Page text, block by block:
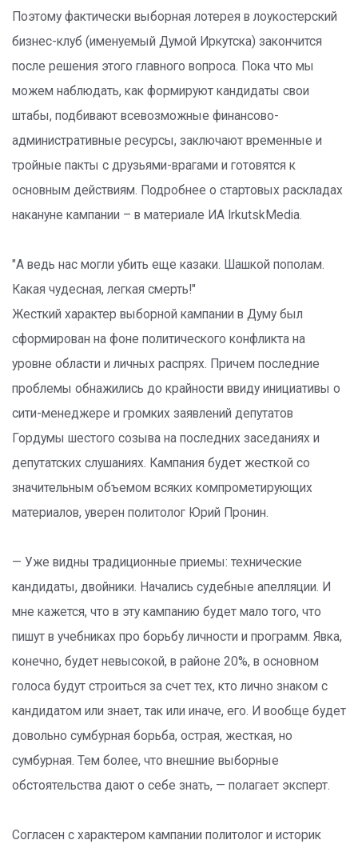
Поэтому фактически выборная лотерея в лоукостерский
бизнес-клуб (именуемый Думой Иркутска) закончится
после решения этого главного вопроса. Пока что мы
можем наблюдать, как формируют кандидаты свои
штабы, подбивают всевозможные финансово-
административные ресурсы, заключают временные и
тройные пакты с друзьями-врагами и готовятся к
основным действиям. Подробнее о стартовых раскладах
накануне кампании – в материале ИА IrkutskMedia.
"А ведь нас могли убить еще казаки. Шашкой пополам.
Какая чудесная, легкая смерть!"
Жесткий характер выборной кампании в Думу был
сформирован на фоне политического конфликта на
уровне области и личных распрях. Причем последние
проблемы обнажились до крайности ввиду инициативы о
сити-менеджере и громких заявлений депутатов
Гордумы шестого созыва на последних заседаниях и
депутатских слушаниях. Кампания будет жесткой со
значительным объемом всяких компрометирующих
материалов, уверен политолог Юрий Пронин.
— Уже видны традиционные приемы: технические
кандидаты, двойники. Начались судебные апелляции. И
мне кажется, что в эту кампанию будет мало того, что
пишут в учебниках про борьбу личности и программ. Явка,
конечно, будет невысокой, в районе 20%, в основном
голоса будут строиться за счет тех, кто лично знаком с
кандидатом или знает, так или иначе, его. И вообще будет
довольно сумбурная борьба, острая, жесткая, но
сумбурная. Тем более, что внешние выборные
обстоятельства дают о себе знать, — полагает эксперт.
Согласен с характером кампании политолог и историк